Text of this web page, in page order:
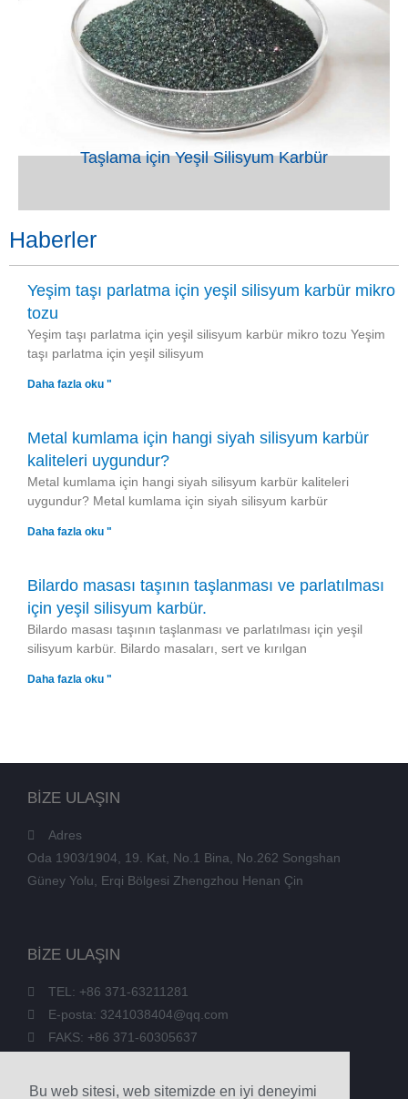
Bu web sitesi, web sitemizde en iyi deneyimi
VIEW
Taşlama için Yeşil Silisyum Karbür
Haberler
Yeşim taşı parlatma için yeşil silisyum karbür mikro
tozu
Yeşim taşı parlatma için yeşil silisyum karbür mikro tozu Yeşim
taşı parlatma için yeşil silisyum
Daha fazla oku "
Metal kumlama için hangi siyah silisyum karbür
kaliteleri uygundur?
Metal kumlama için hangi siyah silisyum karbür kaliteleri
uygundur? Metal kumlama için siyah silisyum karbür
Daha fazla oku "
Bilardo masası taşının taşlanması ve parlatılması
için yeşil silisyum karbür.
Bilardo masası taşının taşlanması ve parlatılması için yeşil
silisyum karbür. Bilardo masaları, sert ve kırılgan
Daha fazla oku "
BİZE ULAŞIN
TEL: +86 371-63211281
E-posta: 3241038404@qq.com
FAKS: +86 371-60305637
BİZE ULAŞIN
Adres
Oda 1903/1904, 19. Kat, No.1 Bina, No.262 Songshan
Güney Yolu, Erqi Bölgesi Zhengzhou Henan Çin